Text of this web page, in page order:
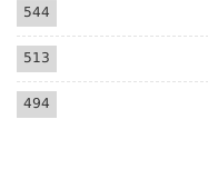
544
513
494